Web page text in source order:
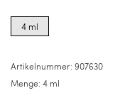
options
for4 ml
Artikelnummer: 907630
Menge: 4 ml